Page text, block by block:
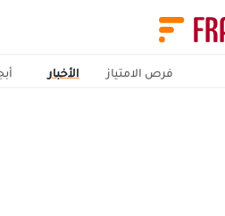
فرص الامتياز الأخبار